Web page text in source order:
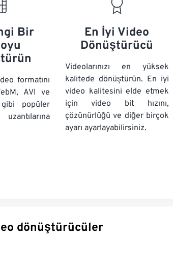
Bir
formatını
AVI ve
popüler
En İyi Video
Dönüştürücü
Videolarınızı en yüksek
kalitede dönüştürün. En iyi
video kalitesini elde etmek
için video bit hızını,
çözünürlüğü ve diğer birçok
ayarı ayarlayabilirsiniz.
video dönüştürücüler